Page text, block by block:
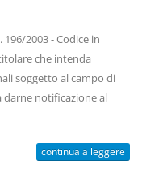
2003 - Codice in
che intenda
soggetto al campo di
darne notificazione al
continua a leggere